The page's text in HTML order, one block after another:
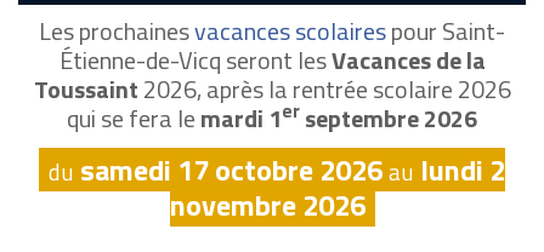
Les prochainesvacances scolairespour Saint-
Étienne-de-Vicq seront lesVacances de la
Toussaint2026, après la rentrée scolaire 2026
qui se fera lemardi 1er septembre 2026
du samedi 17 octobre 2026au lundi 2
novembre 2026